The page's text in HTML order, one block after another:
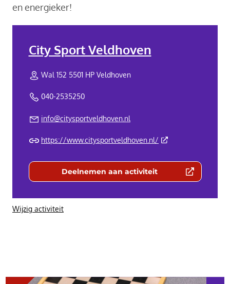
en energieker!
City Sport Veldhoven
Wal 152 5501 HP Veldhoven
040-2535250
info@citysportveldhoven.nl
https://www.citysportveldhoven.nl/ (Deze link gaat naar
Deelnemen aan activiteit(Deze link gaat naar een externe
Wijzig activiteit